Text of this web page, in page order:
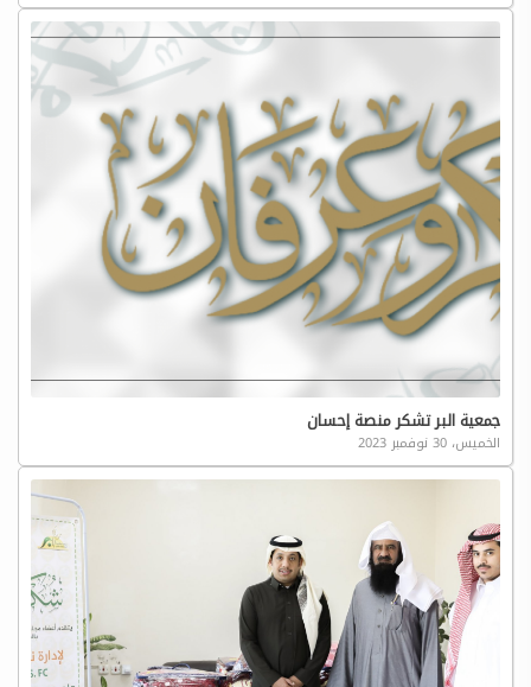
جمعية البر تشكر منصة إحسان
الخميس، 30 نوفمبر 2023